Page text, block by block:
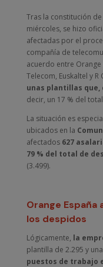
Tras la constitución
miércoles, se hizo
afectadas por el
compañía de
acuerdo entre Orange
Telecom, Euskaltel y R
unas plantillas que,
decir, un 17 % del
La situación es
ubicados en la
afectados 627
79 % del total de
(3.499).
Orange
los despidos
Lógicamente, la
plantilla de 2.295 y
puestos de trabajo